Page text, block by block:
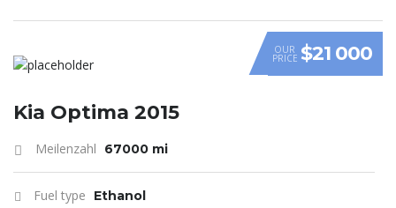
OUR
PRICE $21 000
Kia Optima 2015
Meilenzahl 67000 mi
Fuel type Ethanol